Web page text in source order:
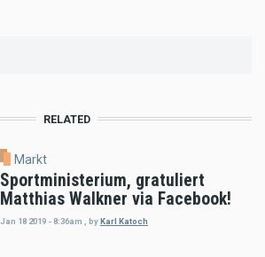
RELATED
Markt
Sportministerium, gratuliert
Matthias Walkner via Facebook!
Jan 18 2019 - 8:36am byKarl Katoch